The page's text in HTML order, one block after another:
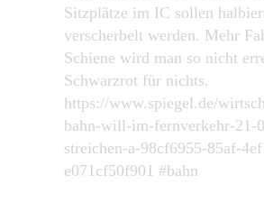
Sitzplätze im IC sollen
verscherbelt werden. Mehr
Schiene wird man so nicht
Schwarzrot für nichts.
https://www.spiegel.de/
bahn-will-im-fernverkehr-21-
streichen-a-98cf6955-85af-
e071cf50f901 #bahn